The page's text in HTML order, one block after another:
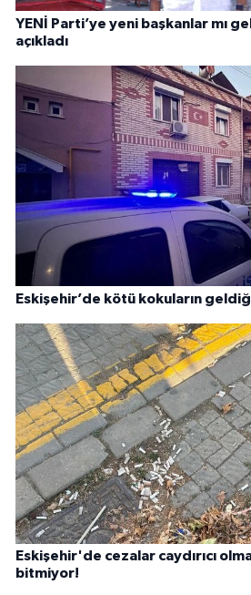
YENİ Parti’ye yeni başkanlar mı
açıkladı
Eskişehir’de kötü kokuların
Eskişehir'de cezalar caydırıcı
bitmiyor!